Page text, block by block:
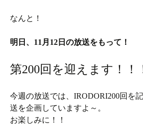
なんと！
明日、11月12日の放送をもって！
第200回を迎えます！！
今週の放送では、IRODORI200回を
送を企画していますよ～。
お楽しみに！！